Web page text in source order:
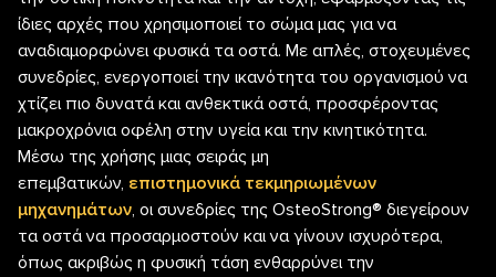
ίδιες αρχές που χρησιμοποιεί το σώμα μας για να
αναδιαμορφώνει φυσικά τα οστά. Με απλές, στοχευμένες
συνεδρίες, ενεργοποιεί την ικανότητα του οργανισμού να
χτίζει πιο δυνατά και ανθεκτικά οστά, προσφέροντας
μακροχρόνια οφέλη στην υγεία και την κινητικότητα.
Μέσω της χρήσης μιας σειράς μη
επεμβατικών, επιστημονικά τεκμηριωμένων
μηχανημάτων, οι συνεδρίες της OsteoStrong® διεγείρουν
τα οστά να προσαρμοστούν και να γίνουν ισχυρότερα,
όπως ακριβώς η φυσική τάση ενθαρρύνει την